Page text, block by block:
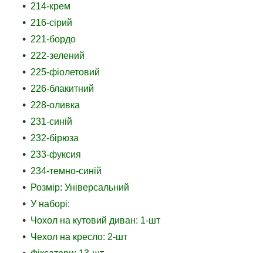
214-крем
216-сірий
221-бордо
222-зелений
225-фіолетовий
226-блакитний
228-оливка
231-синій
232-бірюза
233-фуксия
234-темно-синій
Розмір: Універсальний
У наборі:
Чохол на кутовий диван: 1-шт
Чехол на кресло: 2-шт